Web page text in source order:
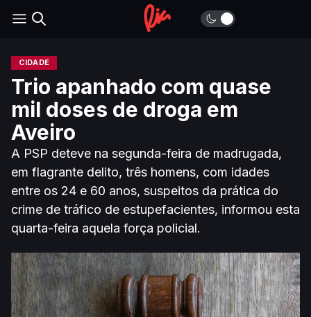
CIDADE
Trio apanhado com quase
mil doses de droga em
Aveiro
A PSP deteve na segunda-feira de madrugada,
em flagrante delito, três homens, com idades
entre os 24 e 60 anos, suspeitos da prática do
crime de tráfico de estupefacientes, informou esta
quarta-feira aquela força policial.